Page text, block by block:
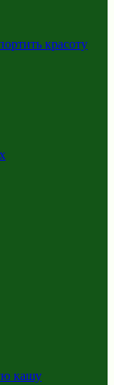
красоту
кашу